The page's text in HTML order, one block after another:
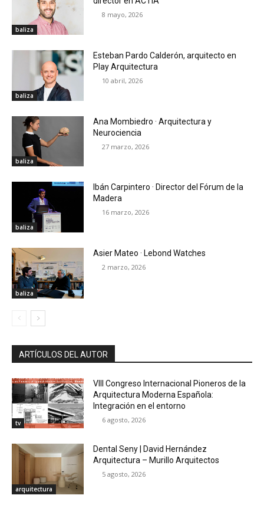
baliza
8 mayo, 2026
baliza
Esteban Pardo Calderón, arquitecto en
Play Arquitectura
10 abril, 2026
baliza
Ana Mombiedro · Arquitectura y
Neurociencia
27 marzo, 2026
baliza
Ibán Carpintero · Director del Fórum de la
Madera
16 marzo, 2026
baliza
Asier Mateo · Lebond Watches
2 marzo, 2026
ARTÍCULOS DEL AUTOR
tv
VIII Congreso Internacional Pioneros de la
Arquitectura Moderna Española:
Integración en el entorno
6 agosto, 2026
arquitectura
Dental Seny | David Hernández
Arquitectura – Murillo Arquitectos
5 agosto, 2026